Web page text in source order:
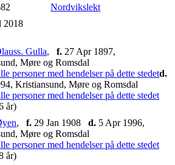
Nordvikslekt
2018
Gulla, f. 27 Apr 1897,
Møre og Romsdal
d.
Kristiansund, Møre og Romsdal
år)
, f. 29 Jan 1908 d. 5 Apr 1996,
Møre og Romsdal
år)